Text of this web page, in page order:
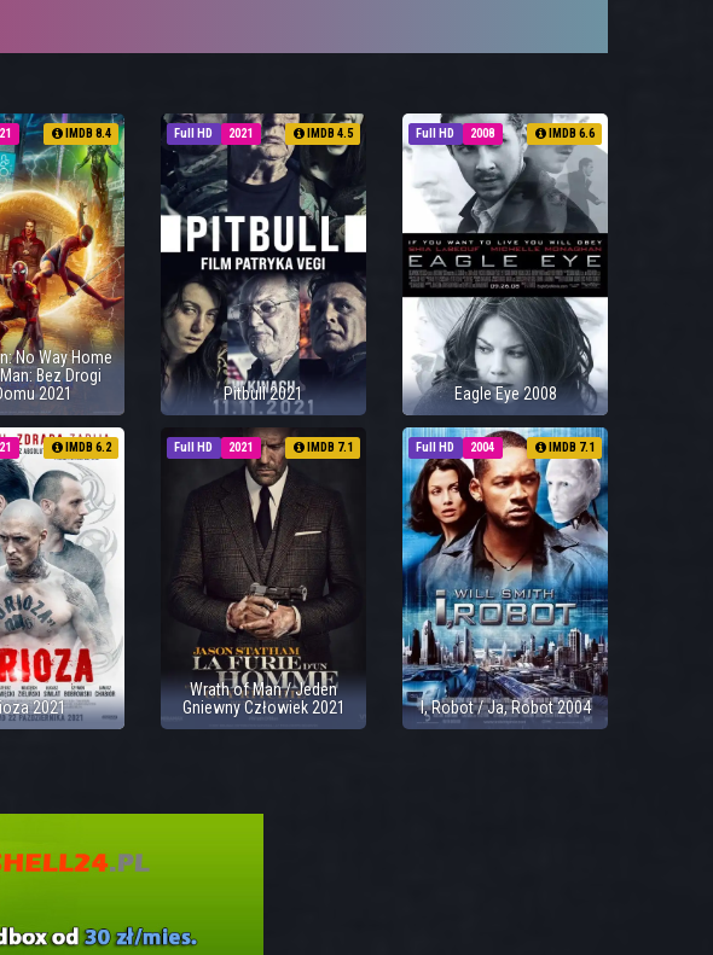
IMDB 8.4
No Way Home
Bez Drogi
2021
Full HD 2021 IMDB 4.5
Pitbull 2021
Full HD 2008 IMDB 6.6
Eagle Eye 2008
IMDB 6.2
2021
Full HD 2021 IMDB 7.1
Wrath of Man / Jeden
Gniewny Człowiek 2021
Full HD 2004 IMDB 7.1
I, Robot / Ja, Robot 2004